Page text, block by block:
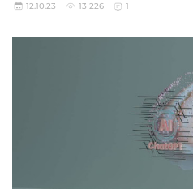
12.10.23 13 226 1